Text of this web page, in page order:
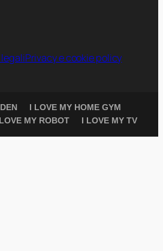
Privacy e cookie policy
I LOVE MY HOME GYM
MY ROBOT I LOVE MY TV